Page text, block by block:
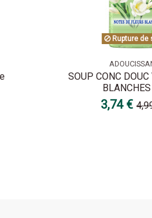
Rupture de
SOUP CONC DOUC
3,74 €